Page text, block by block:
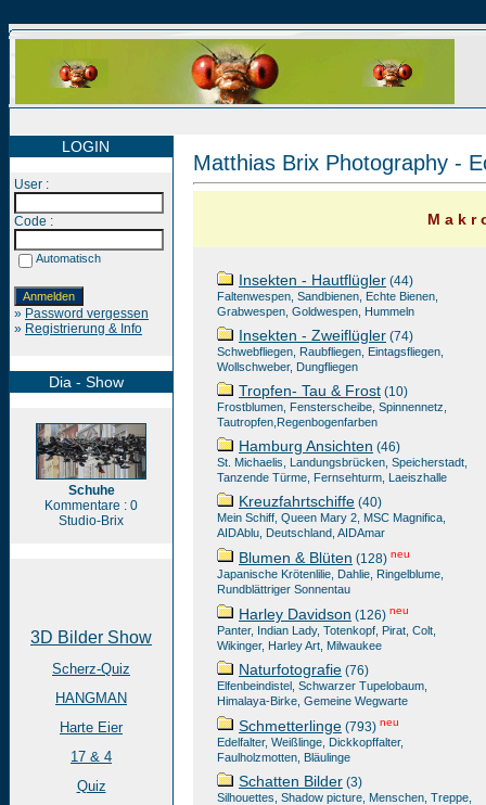
LOGIN
User :
Code :
Automatisch
» Password vergessen
» Registrierung & Info
Dia - Show
Schuhe
Kommentare : 0
Studio-Brix
3D Bilder Show
Scherz-Quiz
HANGMAN
Harte Eier
17 & 4
Quiz
Matthias Brix Photography -
M a k r
Insekten - Hautflügler (44)
Faltenwespen, Sandbienen, Echte Bienen,
Grabwespen, Goldwespen, Hummeln
Insekten - Zweiflügler (74)
Schwebfliegen, Raubfliegen, Eintagsfliegen,
Wollschweber, Dungfliegen
Tropfen- Tau & Frost (10)
Frostblumen, Fensterscheibe, Spinnennetz,
Tautropfen,Regenbogenfarben
Hamburg Ansichten (46)
St. Michaelis, Landungsbrücken, Speicherstadt,
Tanzende Türme, Fernsehturm, Laeiszhalle
Kreuzfahrtschiffe (40)
Mein Schiff, Queen Mary 2, MSC Magnifica,
AIDAblu, Deutschland, AIDAmar
Blumen & Blüten (128) neu
Japanische Krötenlilie, Dahlie, Ringelblume,
Rundblättriger Sonnentau
Harley Davidson (126) neu
Panter, Indian Lady, Totenkopf, Pirat, Colt,
Wikinger, Harley Art, Milwaukee
Naturfotografie (76)
Elfenbeindistel, Schwarzer Tupelobaum,
Himalaya-Birke, Gemeine Wegwarte
Schmetterlinge (793) neu
Edelfalter, Weißlinge, Dickkopffalter,
Faulholzmotten, Bläulinge
Schatten Bilder (3)
Silhouettes, Shadow picture, Menschen, Treppe,